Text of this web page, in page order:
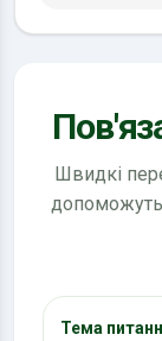
Швидкі
допоможуть
Тема